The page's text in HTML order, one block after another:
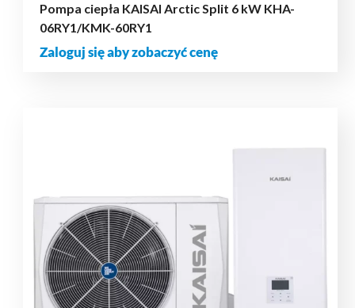
Pompa ciepła KAISAI Arctic Split 6 kW KHA-
06RY1/KMK-60RY1
Zaloguj się aby zobaczyć cenę